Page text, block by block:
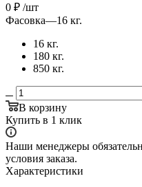
0 ₽ /шт
Фасовка—16 кг.
16 кг.
180 кг.
850 кг.
В корзину
Купить в 1 клик
Наши менеджеры
условия заказа.
Характеристики